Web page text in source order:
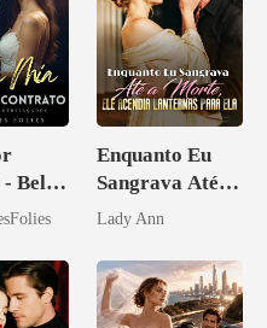
Bella
Enquanto Eu
Sangrava Até a
Morte, Ele
Lanternas Para
Ela
Lady Ann